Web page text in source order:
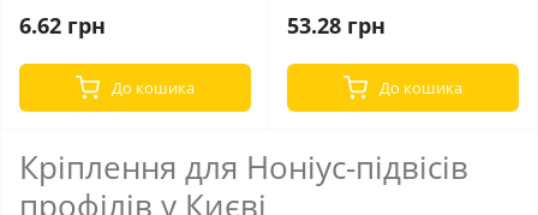
6.62 грн
До кошика
53.28 грн
До кошика
Кріплення для Ноніус-підвісів
профілів у Києві